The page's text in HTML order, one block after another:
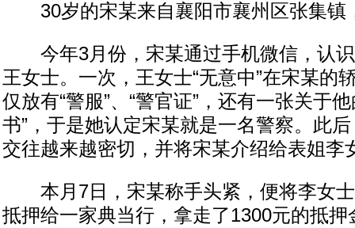
30岁的宋某来自襄阳市襄州区张集镇
今年3月份，宋某通过手机微信，认识
王女士。一次，王女士“无意中”在宋某的
仅放有“警服”、“警官证”，还有一张关于
书”，于是她认定宋某就是一名警察。此
交往越来越密切，并将宋某介绍给表姐李
本月7日，宋某称手头紧，便将李女士
抵押给一家典当行，拿走了1300元的抵